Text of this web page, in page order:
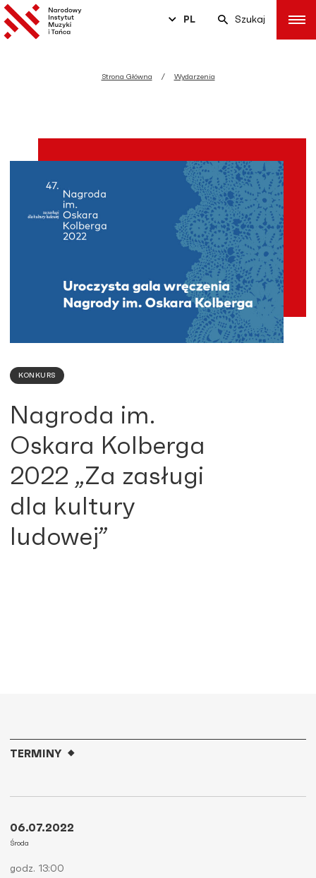
PL Szukaj
Strona Główna Wydarzenia
KONKURS
Nagroda im.
Oskara Kolberga
2022 „Za zasługi
dla kultury
ludowej”
TERMINY
06.07.2022
Środa
godz. 13:00